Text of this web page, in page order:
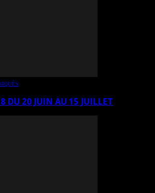
DU 20 JUIN AU 15 JUILLET